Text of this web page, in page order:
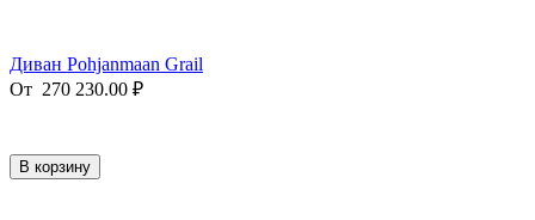
Диван Pohjanmaan Grail
От 270 230.00 ₽
В корзину